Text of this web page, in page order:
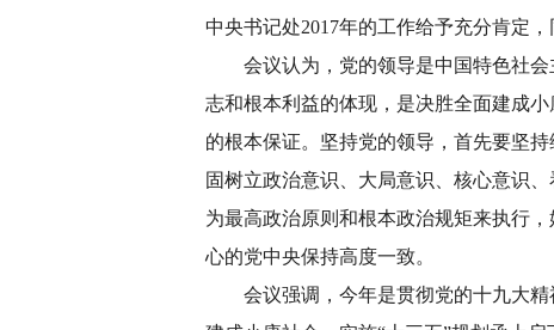
中央书记处2017年的工作给予充分肯定，
会议认为，党的领导是中国特色社会
志和根本利益的体现，是决胜全面建成
的根本保证。坚持党的领导，首先要坚
固树立政治意识、大局意识、核心意识
为最高政治原则和根本政治规矩来执行
心的党中央保持高度一致。
会议强调，今年是贯彻党的十九大精